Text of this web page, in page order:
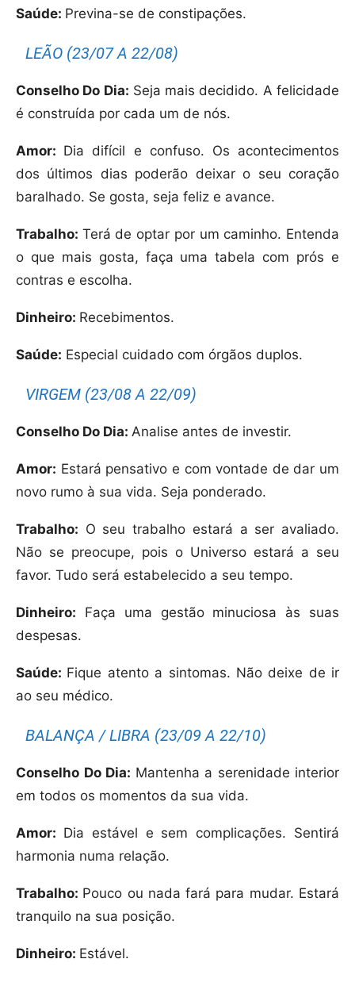
Saúde: Previna-se de constipações.
LEÃO (23/07 A 22/08)
Conselho Do Dia: Seja mais decidido. A felicidade
é construída por cada um de nós.
Amor: Dia difícil e confuso. Os acontecimentos
dos últimos dias poderão deixar o seu coração
baralhado. Se gosta, seja feliz e avance.
Trabalho: Terá de optar por um caminho. Entenda
o que mais gosta, faça uma tabela com prós e
contras e escolha.
Dinheiro: Recebimentos.
Saúde: Especial cuidado com órgãos duplos.
VIRGEM (23/08 A 22/09)
Conselho Do Dia: Analise antes de investir.
Amor: Estará pensativo e com vontade de dar um
novo rumo à sua vida. Seja ponderado.
Trabalho: O seu trabalho estará a ser avaliado.
Não se preocupe, pois o Universo estará a seu
favor. Tudo será estabelecido a seu tempo.
Dinheiro: Faça uma gestão minuciosa às suas
despesas.
Saúde: Fique atento a sintomas. Não deixe de ir
ao seu médico.
BALANÇA / LIBRA (23/09 A 22/10)
Conselho Do Dia: Mantenha a serenidade interior
em todos os momentos da sua vida.
Amor: Dia estável e sem complicações. Sentirá
harmonia numa relação.
Trabalho: Pouco ou nada fará para mudar. Estará
tranquilo na sua posição.
Dinheiro: Estável.